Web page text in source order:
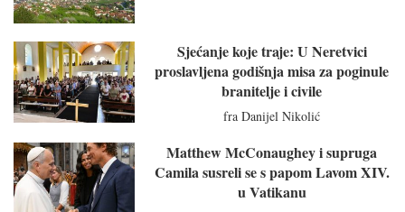
Sjećanje koje traje: U Neretvici
proslavljena godišnja misa za poginule
branitelje i civile
fra Danijel Nikolić
Matthew McConaughey i supruga
Camila susreli se s papom Lavom XIV.
u Vatikanu